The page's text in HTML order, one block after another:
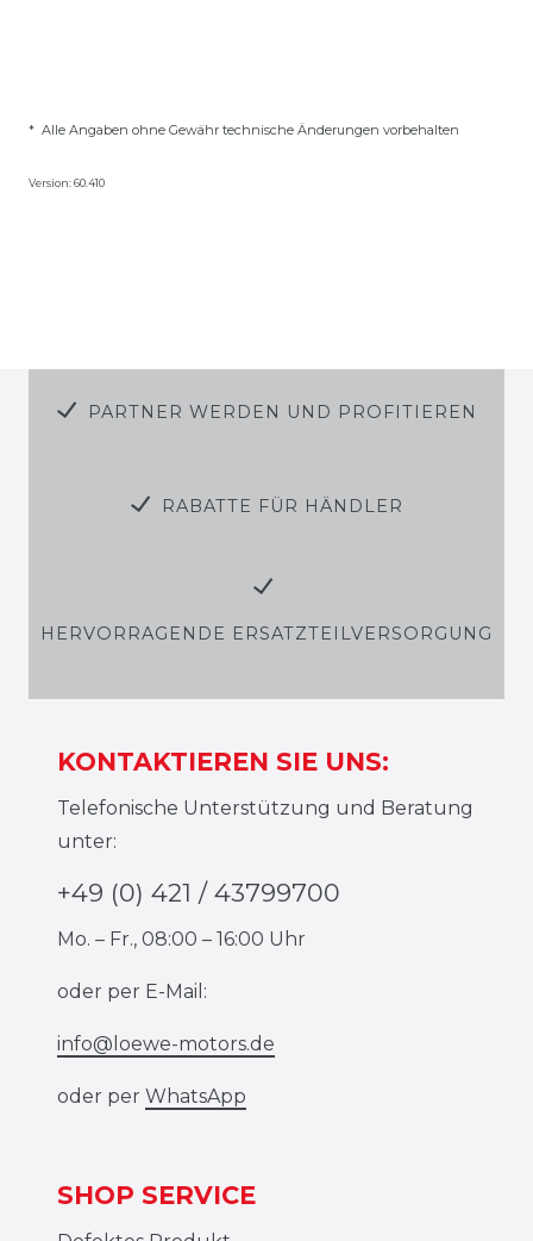
* Alle Angaben ohne Gewähr technische Änderungen vorbehalten
Version: 60.410
PARTNER WERDEN UND PROFITIEREN
RABATTE FÜR HÄNDLER
HERVORRAGENDE ERSATZTEILVERSORGUNG
KONTAKTIEREN SIE UNS:
Telefonische Unterstützung und Beratung
unter:
+49 (0) 421 / 43799700
Mo. – Fr., 08:00 – 16:00 Uhr
oder per E-Mail:
info@loewe-motors.de
oder per WhatsApp
SHOP SERVICE